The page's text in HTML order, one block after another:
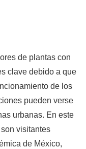
de plantas con
clave debido a que
de los
pueden verse
urbanas. En este
visitantes
de México,